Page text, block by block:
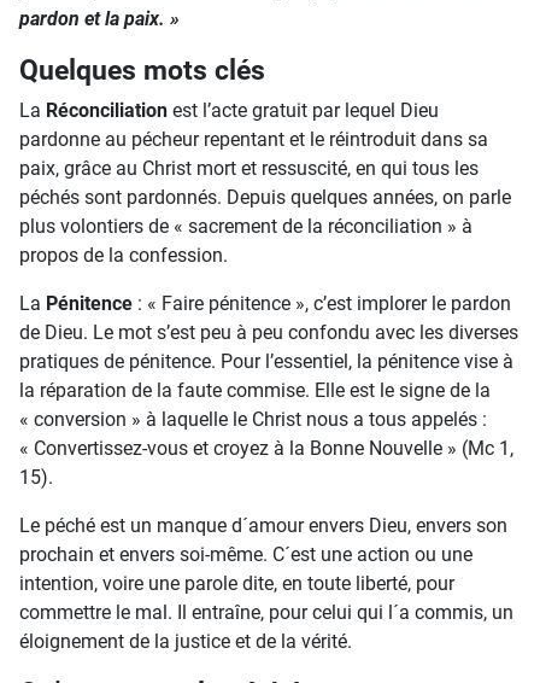
pardon et la paix. »
Quelques mots clés
La Réconciliation est l’acte gratuit par lequel Dieu
pardonne au pécheur repentant et le réintroduit dans sa
paix, grâce au Christ mort et ressuscité, en qui tous les
péchés sont pardonnés. Depuis quelques années, on parle
plus volontiers de « sacrement de la réconciliation » à
propos de la confession.
La Pénitence : « Faire pénitence », c’est implorer le pardon
de Dieu. Le mot s’est peu à peu confondu avec les diverses
pratiques de pénitence. Pour l’essentiel, la pénitence vise à
la réparation de la faute commise. Elle est le signe de la
« conversion » à laquelle le Christ nous a tous appelés :
« Convertissez-vous et croyez à la Bonne Nouvelle » (Mc 1,
15).
Le péché est un manque d´amour envers Dieu, envers son
prochain et envers soi-même. C´est une action ou une
intention, voire une parole dite, en toute liberté, pour
commettre le mal. Il entraîne, pour celui qui l´a commis, un
éloignement de la justice et de la vérité.